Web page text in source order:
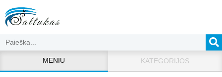
MENIU KATEGORIJOS